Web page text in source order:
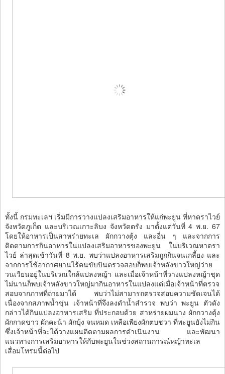
ทั้งนี้ กรมทะเลฯ เริ่มมีการวางแปลงเสริมอาหารให้แก่พะยูน ที่หาดราไวย์
จังหวัดภูเก็ต และบริเวณเกาะลิบง จังหวัดตรัง มาตั้งแต่วันที่ 4 พ.ย. 67
โดยให้อาหารเป็นสาหร่ายทะเล ผักกวางตุ้ง และอื่น ๆ และจากการ
ติดตามการกินอาหารในแปลงเสริมอาหารของพะยูน ในบริเวณหาดรา
ไวย์ ล่าสุดเช้าวันที่ 8 พ.ย. พบว่าแปลงอาหารเสริมถูกกินจนเกลี้ยง และ
จากการใช้อากาศยานไร้คนขับบินตรวจสอบก็พบเจ้าหลังขาวใหญ่ว่าย
วนเวียนอยู่ในบริเวณใกล้แปลงหญ้า และเมื่อเจ้าหน้าที่วางแปลงหญ้าชุด
ไม่นานก็พบเจ้าหลังขาวใหญ่มากินอาหารในแปลงแต่เมื่อเจ้าหน้าที่ตรวจ
สอบจากภาพที่ถ่ายมาได้ พบว่าไม่สามารถตรวจสอบความชัดเจนได้
เนื่องจากสภาพน้ำขุ่น เจ้าหน้าที่จึงลงดำน้ำสำรวจ พบว่า พะยูน ตัวดัง
กล่าวได้กินแปลงอาหารเสริม ที่ประกอบด้วย สาหร่ายผมนาง ผักกวางตุ้ง
ผักกาดขาว ผักคะน้า ผักบุ้ง จนหมด เหลือเพียงผักตบชวา ที่พะยูนยังไม่กิน
ซึ่งเจ้าหน้าที่จะได้วางแผนติดตามผลการดำเนินงาน และพัฒนา
แนวทางการเสริมอาหารให้กับพะยูนในช่วงสถานการณ์หญ้าทะเล
เสื่อมโทรมนี้ต่อไป